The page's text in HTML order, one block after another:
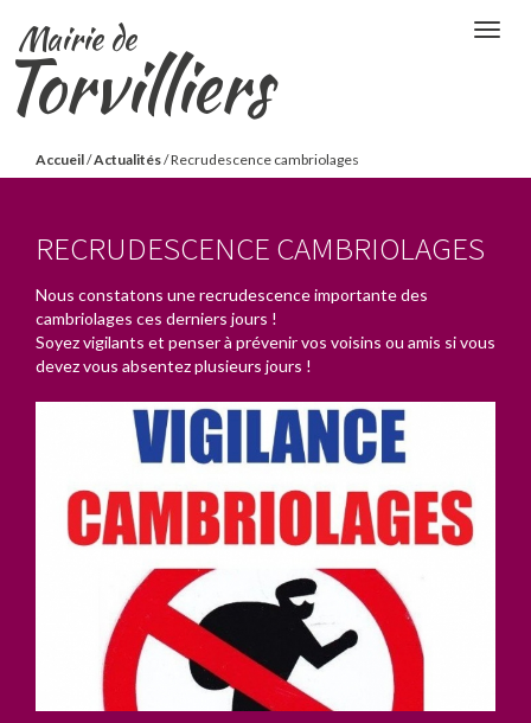
contenu
principal
Mairie de
Torvilliers
Vous
ici
Accueil/Actualités/Recrudescence cambriolages
RECRUDESCENCE CAMBRIOLAGES
Nous constatons une recrudescence importante des
cambriolages ces derniers jours !
Soyez vigilants et penser à prévenir vos voisins ou amis si vous
devez vous absentez plusieurs jours !